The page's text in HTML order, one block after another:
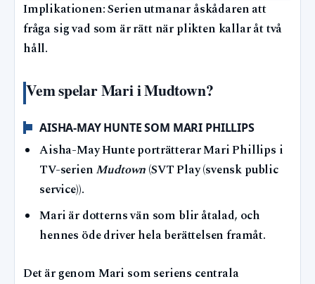
Implikationen: Serien utmanar åskådaren att
fråga sig vad som är rätt när plikten kallar åt två
håll.
Vem spelar Mari i Mudtown?
AISHA-MAY HUNTE SOM MARI PHILLIPS
Aisha-May Hunte porträtterar Mari Phillips i
TV-serien Mudtown (SVT Play (svensk public
service)).
Mari är dotterns vän som blir åtalad, och
hennes öde driver hela berättelsen framåt.
Det är genom Mari som seriens centrala